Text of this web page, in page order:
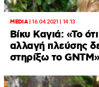
MEDIA|16.04.2021 | 14:13
Βίκυ Καγιά: «Το
αλλαγή πλεύσης
στηρίξω το